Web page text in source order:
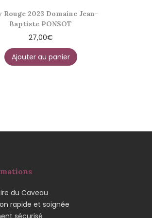
Rouge 2023 Domaine Jean-
Baptiste PONSOT
27,00€
Ajouter au panier
du Caveau
rapide et soignée